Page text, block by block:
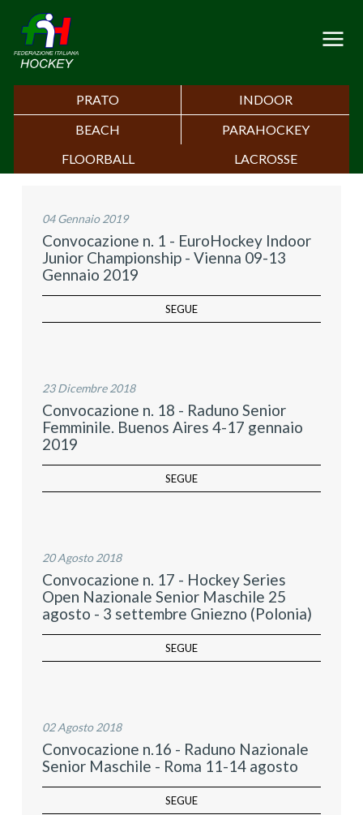
PRATO
INDOOR
BEACH
PARAHOCKEY
FLOORBALL
LACROSSE
04 Gennaio 2019
Convocazione n. 1 - EuroHockey Indoor
Junior Championship - Vienna 09-13
Gennaio 2019
SEGUE
23 Dicembre 2018
Convocazione n. 18 - Raduno Senior
Femminile. Buenos Aires 4-17 gennaio
2019
SEGUE
20 Agosto 2018
Convocazione n. 17 - Hockey Series
Open Nazionale Senior Maschile 25
agosto - 3 settembre Gniezno (Polonia)
SEGUE
02 Agosto 2018
Convocazione n.16 - Raduno Nazionale
Senior Maschile - Roma 11-14 agosto
SEGUE